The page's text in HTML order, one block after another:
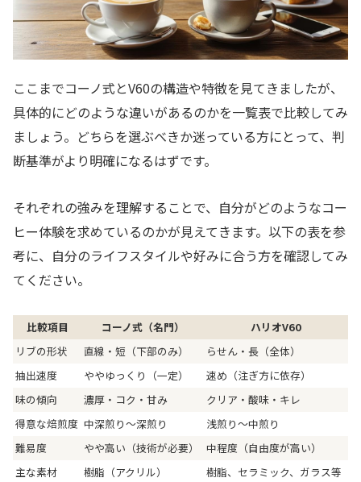
ここまでコーノ式とV60の構造や特徴を見てきましたが、
具体的にどのような違いがあるのかを一覧表で比較してみ
ましょう。どちらを選ぶべきか迷っている方にとって、判
断基準がより明確になるはずです。
それぞれの強みを理解することで、自分がどのようなコー
ヒー体験を求めているのかが見えてきます。以下の表を参
考に、自分のライフスタイルや好みに合う方を確認してみ
てください。
比較項目 コーノ式（名門）
ハリオV60
リブの形状
直線・短（下部のみ）
らせん・長（全体）
抽出速度
ややゆっくり（一定）
速め（注ぎ方に依存）
味の傾向
濃厚・コク・甘み
クリア・酸味・キレ
得意な焙煎度 中深煎り〜深煎り
浅煎り〜中煎り
難易度
やや高い（技術が必要）
中程度（自由度が高い）
主な素材
樹脂（アクリル） 樹脂、セラミック、ガラス等